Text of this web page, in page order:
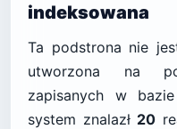
indeksowana
Ta podstrona nie
utworzona na
zapisanych w bazie
system znalazł 20